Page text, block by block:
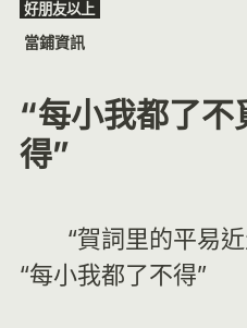
Skip好朋友以上
當鋪資訊
“每小我都了不
得”
“賀詞里的平易近
“每小我都了不得”